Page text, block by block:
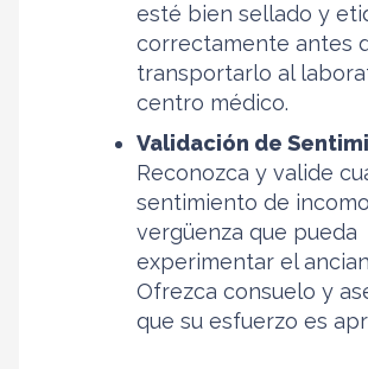
esté bien sellado y
correctamente antes
transportarlo al
centro médico.
Validación de
Reconozca y valide
sentimiento de
vergüenza que pueda
experimentar el
Ofrezca consuelo y
que su esfuerzo es